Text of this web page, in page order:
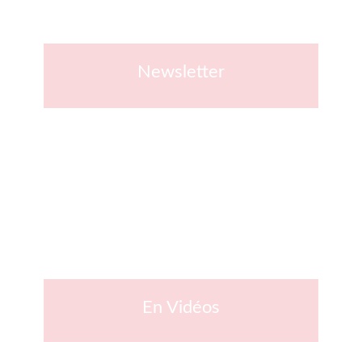
Newsletter
En Vidéos